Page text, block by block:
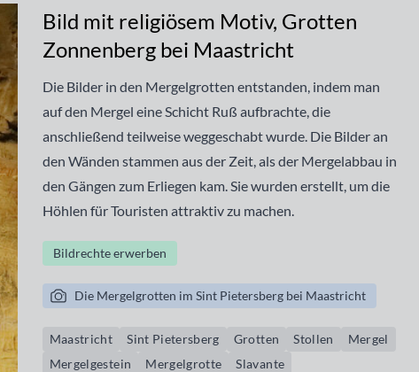
Bild mit religiösem Motiv, Grotten
Zonnenberg bei Maastricht
Die Bilder in den Mergelgrotten entstanden, indem man
auf den Mergel eine Schicht Ruß aufbrachte, die
anschließend teilweise weggeschabt wurde. Die Bilder an
den Wänden stammen aus der Zeit, als der Mergelabbau in
den Gängen zum Erliegen kam. Sie wurden erstellt, um die
Höhlen für Touristen attraktiv zu machen.
Bildrechte erwerben
Die Mergelgrotten im Sint Pietersberg bei Maastricht
Maastricht Sint Pietersberg Grotten Stollen
Mergel
Mergelgestein
Mergelgrotte
Slavante